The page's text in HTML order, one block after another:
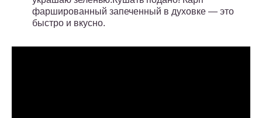
фаршированный запеченный в духовке — это
быстро и вкусно.